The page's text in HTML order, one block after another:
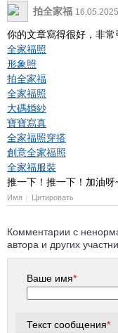
拍全家福 16.05.2025
你的文章寫得很好，非
全家福照
形象照
拍全家福
全家福照
大碼婚紗
寶寶寫真
全家福照穿搭
創意全家福照
全家福服裝
推一下！推一下！加油呀
Имя Цитировать
Комментарии с
автора и других
Ваше имя*
Текст сообщения*